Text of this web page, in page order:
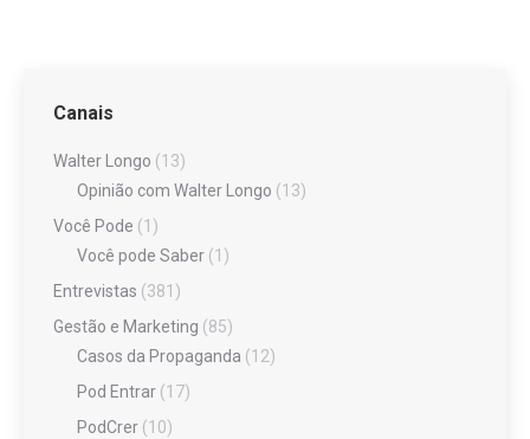
Canais
Walter Longo (13)
Opinião com Walter Longo (13)
Você Pode (1)
Você pode Saber (1)
Entrevistas (381)
Gestão e Marketing (85)
Casos da Propaganda (12)
Pod Entrar (17)
PodCrer (10)